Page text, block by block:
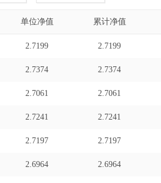
单位净值 累计净值
2.7199 2.7199
2.7374 2.7374
2.7061 2.7061
2.7241 2.7241
2.7197 2.7197
2.6964 2.6964